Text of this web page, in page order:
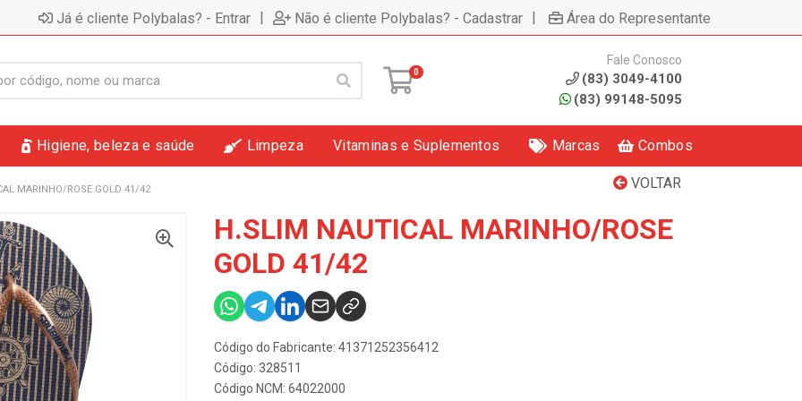
Já é cliente Polybalas? - Entrar | Não é cliente Polybalas? - Cadastrar | Área do Representante
0
Fale Conosco
(83) 3049-4100
(83) 99148-5095
Higiene, beleza e saúde Limpeza Vitaminas e Suplementos Marcas Combos
VOLTAR
MARINHO/ROSE GOLD 41/42
H.SLIM NAUTICAL MARINHO/ROSE
GOLD 41/42
Código do Fabricante: 41371252356412
Código: 328511
Código NCM: 64022000